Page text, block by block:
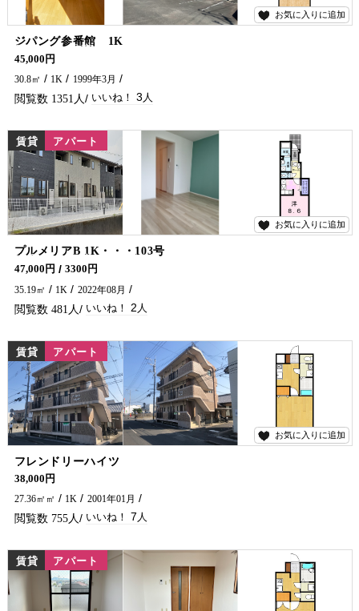
お気に入りに追加
ジパング参番館 1K
日当たり最高(*^-^*) スーパー・コンビニ徒歩圏内の物件がでました！！ ネット無料までついていて至れり尽くせりです(^^♪ お問い合わせは五ヶ瀬不動産まで(^^)/
45,000円
30.8㎡
1K 1999年3月
1351 3
お気に入りに追加
賃貸 アパート
プルメリアB 1K・・・103号
令和4年8月完成の築浅物件です＼(^o^)／インターネット無料！！ 延岡市の賃貸アパート・マンション探しは五ヶ瀬不動産まで🏠✨
47,000円
3300円
35.19㎡
1K 2022年08月
481 2
お気に入りに追加
賃貸 アパート
フレンドリーハイツ
学生さん・単身の方におすすめ(*^^*) バス停近くにありますよーー！
38,000円
27.36㎡㎡
1K 2001年01月
755 7
賃貸 アパート